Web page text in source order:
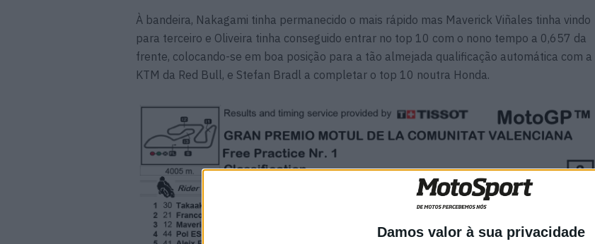
Damos valor à sua privacidade
À bandeira, Nakagami tinha permanecido o mais rápido mas Maverick Viñales tinha vindo
para terceiro e Oliveira tinha conseguido entrar no top 10 com o nono tempo a 0,657 da
frente, colocando-se em boa posição para a tão almejada qualificação automática com a
KTM da Red Bull, e Stefan Bradl a completar o top 10 noutra Honda.